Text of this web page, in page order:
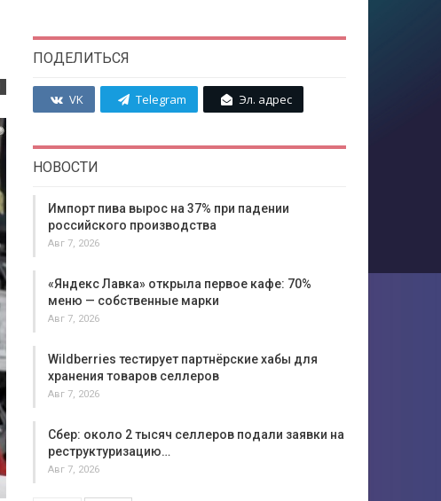
ПОДЕЛИТЬСЯ
VK Telegram Эл. адрес
НОВОСТИ
Импорт пива вырос на 37% при падении
российского производства
Авг 7, 2026
«Яндекс Лавка» открыла первое кафе: 70%
меню — собственные марки
Авг 7, 2026
Wildberries тестирует партнёрские хабы для
хранения товаров селлеров
Авг 7, 2026
Сбер: около 2 тысяч селлеров подали заявки на
реструктуризацию…
Авг 7, 2026